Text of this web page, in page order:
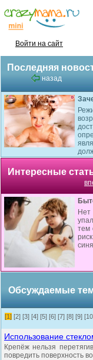
Войти на сайт
Последняя
назад
Интересные
Нет
тем
Обсуждаемые
[1] [2] [3] [4] [5] [6] [7] [8] [9]
Использование
Крепёж нельзя
повредить поверхность